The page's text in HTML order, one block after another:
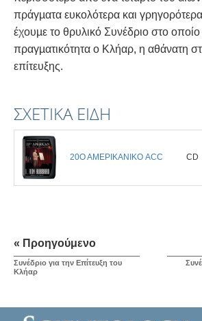
πράγµατα ευκολότερα και
έχουµε το θρυλικό Συνέδριο στο οποίο
πραγµατικότητα ο Κλήαρ, η αθάνατη
επίτευξης.
ΣΧΕΤΙΚΆ ΕΊΔΗ
20Ο ΑΜΕΡΙΚΑΝΙΚΟ ACC CD
« Προηγούμενο
Συνέδριο για την Επίτευξη του
Κλήαρ